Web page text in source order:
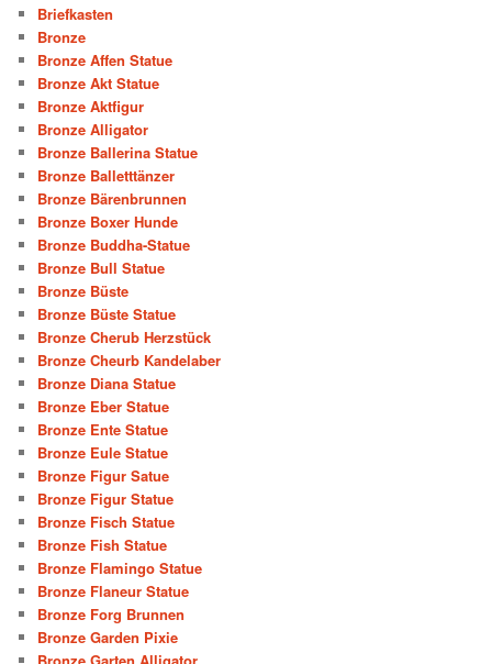
Briefkasten
Bronze
Bronze Affen Statue
Bronze Akt Statue
Bronze Aktfigur
Bronze Alligator
Bronze Ballerina Statue
Bronze Balletttänzer
Bronze Bärenbrunnen
Bronze Boxer Hunde
Bronze Buddha-Statue
Bronze Bull Statue
Bronze Büste
Bronze Büste Statue
Bronze Cherub Herzstück
Bronze Cheurb Kandelaber
Bronze Diana Statue
Bronze Eber Statue
Bronze Ente Statue
Bronze Eule Statue
Bronze Figur Satue
Bronze Figur Statue
Bronze Fisch Statue
Bronze Fish Statue
Bronze Flamingo Statue
Bronze Flaneur Statue
Bronze Forg Brunnen
Bronze Garden Pixie